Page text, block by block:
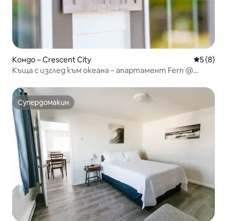
Кондо – Crescent City Средна
5 (8)
Къща с изглед към океана – апартамент Fern @
Супердомакин
Супердомакин